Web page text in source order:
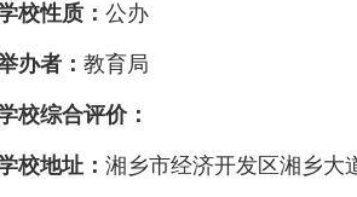
校性质： 公办
办者： 教育局
校综合评价：
校地址： 湘乡市经济开发区湘乡大